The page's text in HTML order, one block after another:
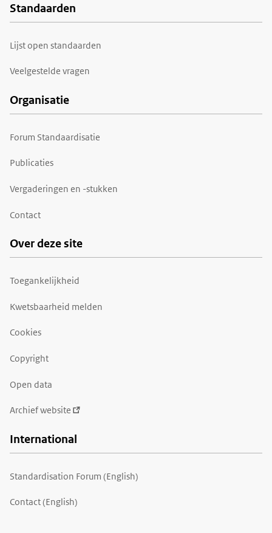
Voet
Standaarden
Lijst open standaarden
Veelgestelde vragen
Organisatie
Forum Standaardisatie
Publicaties
Vergaderingen en -stukken
Contact
Over deze site
Toegankelijkheid
Kwetsbaarheid melden
Cookies
Copyright
Open data
Archief website
International
Standardisation Forum (English)
Contact (English)